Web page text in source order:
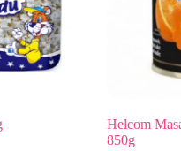
Helcom Masa
850g